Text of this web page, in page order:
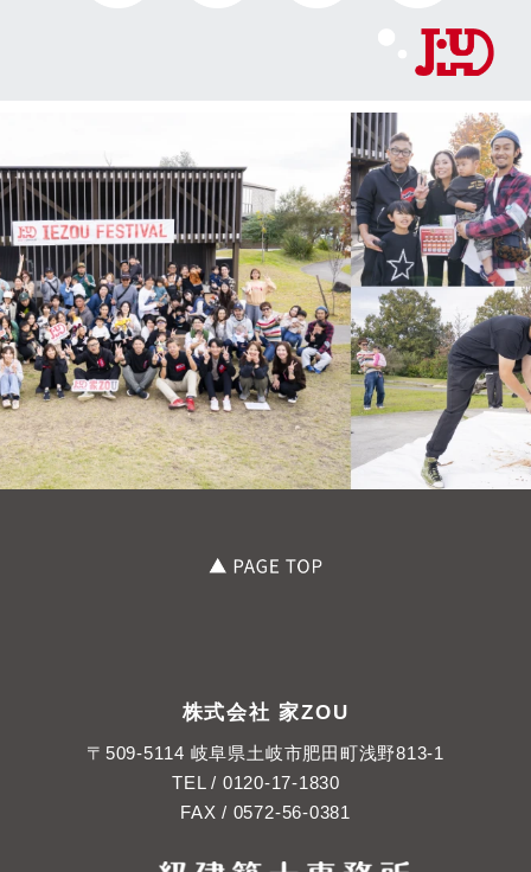
株式会社 家ZOU
〒509-5114 岐阜県土岐市肥田町浅野813-1
TEL / 0120-17-1830
FAX / 0572-56-0381